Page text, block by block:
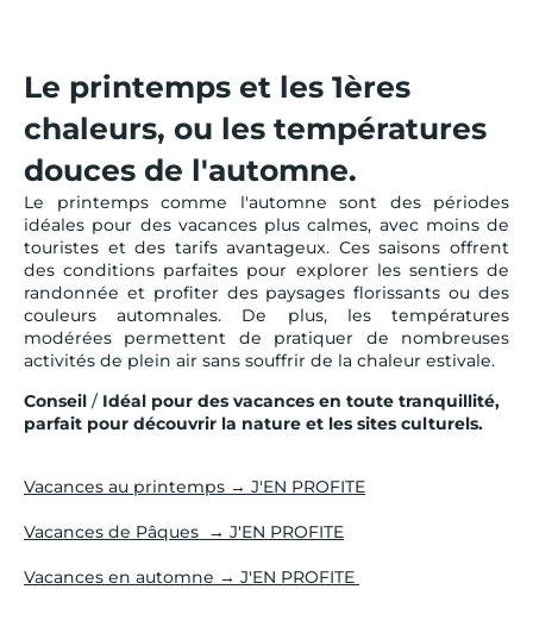
Le printemps et les 1ères
chaleurs, ou les températures
douces de l'automne.
Le printemps comme l'automne sont des périodes
idéales pour des vacances plus calmes, avec moins de
touristes et des tarifs avantageux. Ces saisons offrent
des conditions parfaites pour explorer les sentiers de
randonnée et profiter des paysages florissants ou des
couleurs automnales. De plus, les températures
modérées permettent de pratiquer de nombreuses
activités de plein air sans souffrir de la chaleur estivale.
Conseil /Idéal pour des vacances en toute tranquillité,
parfait pour découvrir la nature et les sites culturels.
Vacances au printemps → J'EN PROFITE
Vacances de Pâques → J'EN PROFITE
Vacances en automne → J'EN PROFITE